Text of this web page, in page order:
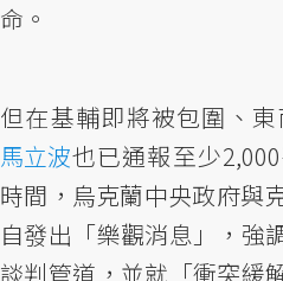
命。
但在基輔即將被包圍、
馬立波也已通報至少
時間，烏克蘭中央政府與
自發出「樂觀消息」，強
談判管道，並就「衝突緩